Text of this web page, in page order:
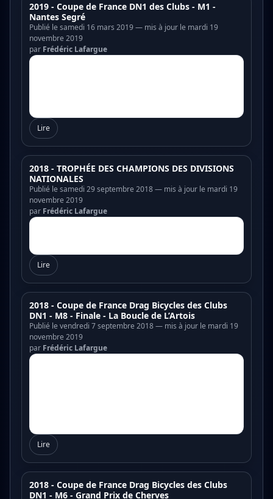
2019 - Coupe de France DN1 des Clubs - M1 -
Nantes Segré
Publié le samedi 16 mars 2019 — mis à jour le mardi 19
novembre 2019
par Frédéric Lafargue
Lire
2018 - TROPHÉE DES CHAMPIONS DES DIVISIONS
NATIONALES
Publié le samedi 29 septembre 2018 — mis à jour le mardi 19
novembre 2019
par Frédéric Lafargue
Lire
2018 - Coupe de France Drag Bicycles des Clubs
DN1 - M8 - Finale - La Boucle de L’Artois
Publié le vendredi 7 septembre 2018 — mis à jour le mardi 19
novembre 2019
par Frédéric Lafargue
Lire
2018 - Coupe de France Drag Bicycles des Clubs
DN1 - M6 - Grand Prix de Cherves